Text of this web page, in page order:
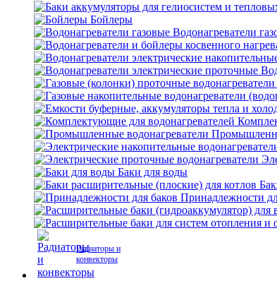
Бойлеры
Водонагреватели
Баки для воды
Принадлежности
Радиаторы и
конвекторы